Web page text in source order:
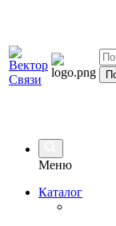
Меню
Каталог